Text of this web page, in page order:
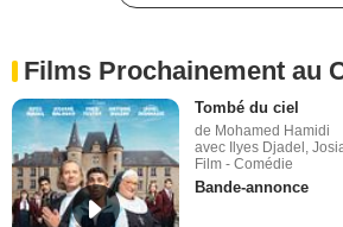
Films Prochainement au
Tombé du ciel
de Mohamed Hamidi
avec Ilyes Djadel,
Film - Comédie
Bande-annonce